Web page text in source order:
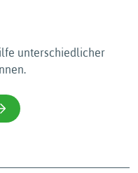
unterschiedlicher